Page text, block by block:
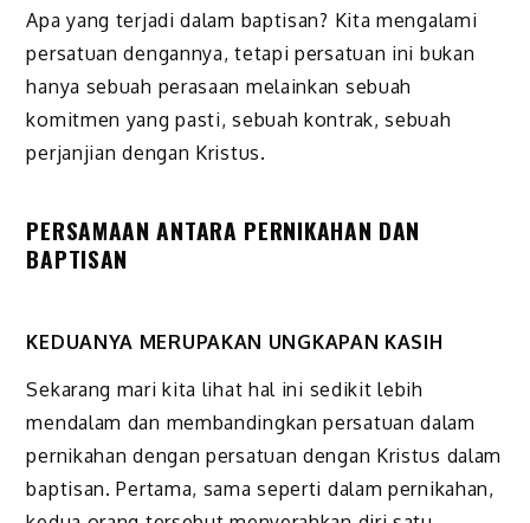
Apa yang terjadi dalam baptisan? Kita mengalami
persatuan dengannya, tetapi persatuan ini bukan
hanya sebuah perasaan melainkan sebuah
komitmen yang pasti, sebuah kontrak, sebuah
perjanjian dengan Kristus.
PERSAMAAN ANTARA PERNIKAHAN DAN
BAPTISAN
KEDUANYA MERUPAKAN UNGKAPAN KASIH
Sekarang mari kita lihat hal ini sedikit lebih
mendalam dan membandingkan persatuan dalam
pernikahan dengan persatuan dengan Kristus dalam
baptisan. Pertama, sama seperti dalam pernikahan,